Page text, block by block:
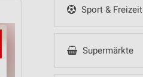
Sport & Freizeit
Supermärkte